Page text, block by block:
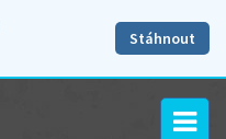
Stáhnout